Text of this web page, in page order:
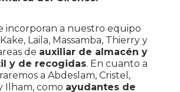
incorporan a nuestro equipo
Laila, Massamba, Thierry y
de auxiliar de almacén y
y de recogidas. En cuanto a
a Abdeslam, Cristel,
Ilham, como ayudantes de